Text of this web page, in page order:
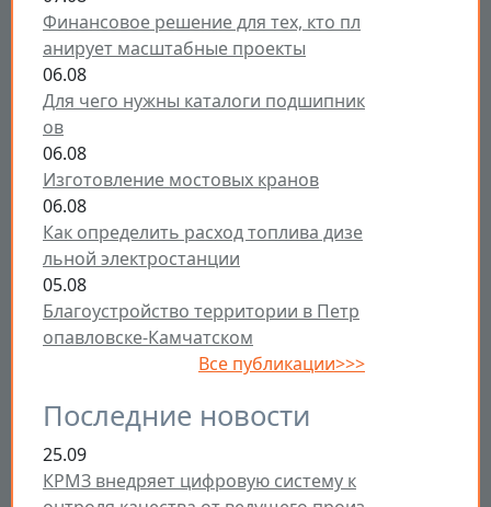
Финансовое решение для тех, кто пл
анирует масштабные проекты
06.08
Для чего нужны каталоги подшипник
ов
06.08
Изготовление мостовых кранов
06.08
Как определить расход топлива дизе
льной электростанции
05.08
Благоустройство территории в Петр
опавловске-Камчатском
Все публикации>>>
Последние новости
25.09
КРМЗ внедряет цифровую систему к